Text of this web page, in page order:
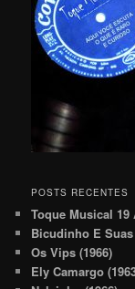
POSTS RECENTES
Toque Musical 19
Bicudinho E
Os Vips (1966)
Ely Camargo